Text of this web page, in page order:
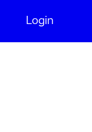
Login